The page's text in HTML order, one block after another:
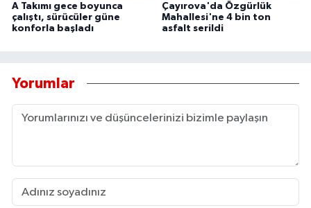
A Takımı gece boyunca
çalıştı, sürücüler güne
konforla başladı
Çayırova'da Özgürlük
Mahallesi'ne 4 bin ton
asfalt serildi
Yorumlar